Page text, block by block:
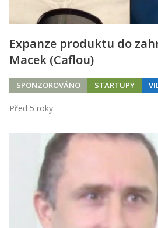
Expanze produktu do
Macek (Caflou)
SPONZOROVÁNO STARTUPY
Před 5 roky